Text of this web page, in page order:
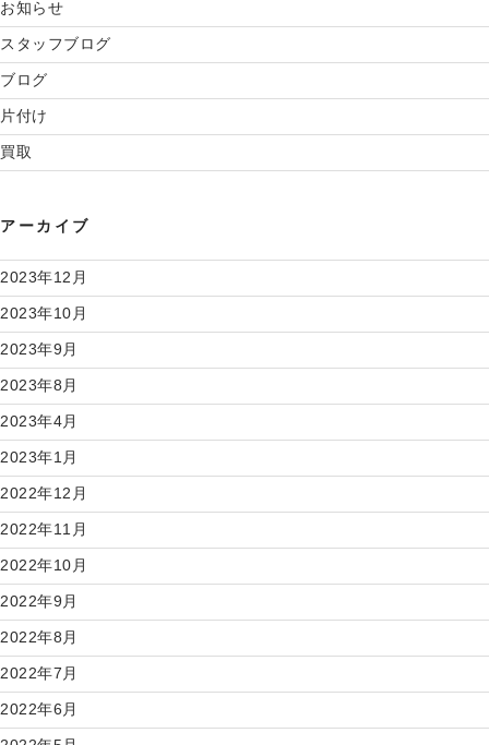
お知らせ
スタッフブログ
ブログ
片付け
買取
アーカイブ
2023年12月
2023年10月
2023年9月
2023年8月
2023年4月
2023年1月
2022年12月
2022年11月
2022年10月
2022年9月
2022年8月
2022年7月
2022年6月